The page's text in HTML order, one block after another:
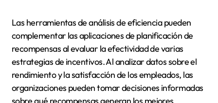
Las herramientas de análisis de eficiencia pueden
complementar las aplicaciones de planificación de
recompensas al evaluar la efectividad de varias
estrategias de incentivos. Al analizar datos sobre el
rendimiento y la satisfacción de los empleados, las
organizaciones pueden tomar decisiones informadas
sobre qué recompensas generan los mejores